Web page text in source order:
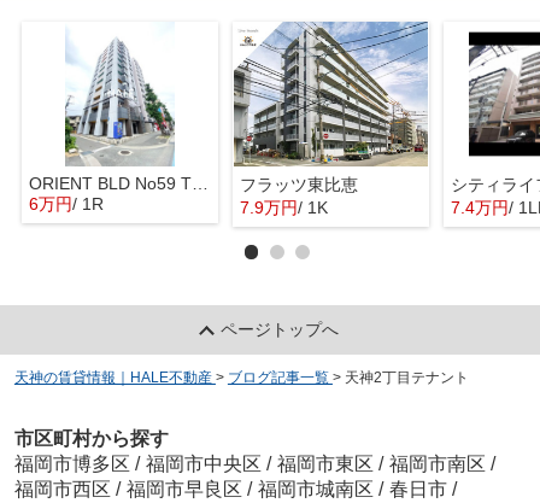
ORIENT BLD No59 TWINS
6万円/ 1R
フラッツ東比恵
7.9万円/ 1K
シティラ
7.4万円/
ページトップへ
天神の賃貸情報｜HALE不動産 > ブログ記事一覧 > 天神2丁目テナント
市区町村から探す
福岡市博多区 / 福岡市中央区 / 福岡市東区 / 福岡市南区 /
福岡市西区 / 福岡市早良区 / 福岡市城南区 / 春日市 /